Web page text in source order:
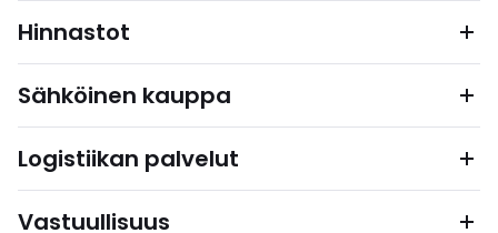
Hinnastot
Sähköinen kauppa
Logistiikan palvelut
Vastuullisuus